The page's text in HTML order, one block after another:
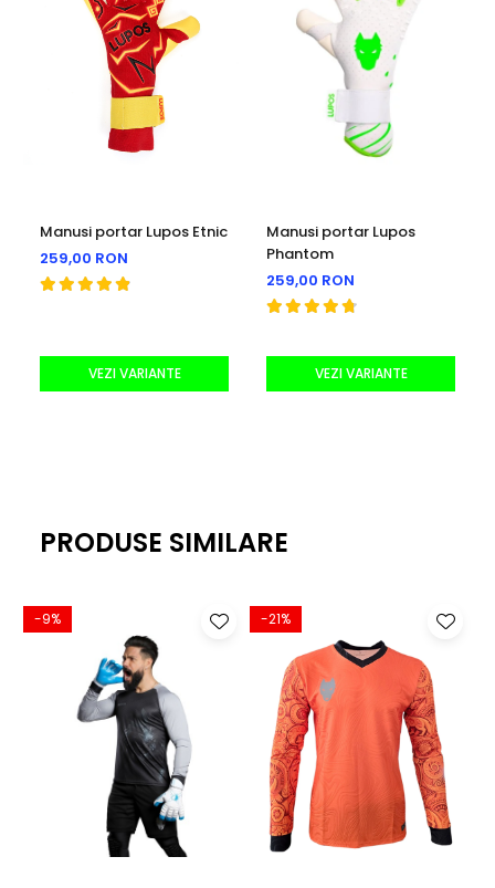
echipament, este un aliat în drumul tău spre victorie.
Alege echipamentul care te ridică la nivelul următor și
devino prădătorul suprem al porții!
Manusi portar Lupos Etnic
259,00 RON
VEZI VARIANTE
Manusi portar Lupos
Phantom
259,00 RON
VEZI VARIANTE
PRODUSE SIMILARE
-9% -21%